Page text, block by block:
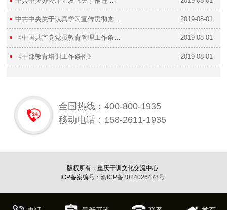
中共中央关于认真学习宣传贯彻党… 2019-08-01
《中国共产党党员教育管理工作条… 2019-08-01
《干部教育培训工作条例》 2019-08-01
全国热线：400-800-1935
移动电话：158-2611-1935
版权所有：重庆干训文化交流中心
ICP备案编号：渝ICP备2024026478号